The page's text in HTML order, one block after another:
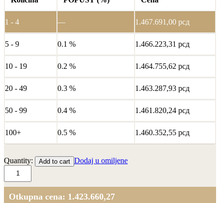
1 - 4 — 1.467.691,00 рсд
5 - 9 0.1 % 1.466.223,31 рсд
10 - 19 0.2 % 1.464.755,62 рсд
20 - 49 0.3 % 1.463.287,93 рсд
50 - 99 0.4 % 1.461.820,24 рсд
100+ 0.5 % 1.460.352,55 рсд
Zlatna
pločica
100g
quantity
Quantity: Add to cart Dodaj u omiljene
Otkupna cena: 1.423.660,27